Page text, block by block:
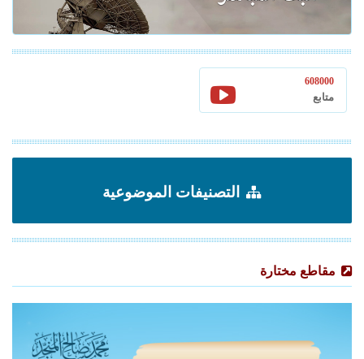
608000
متابع
التصنيفات الموضوعية
مقاطع مختارة